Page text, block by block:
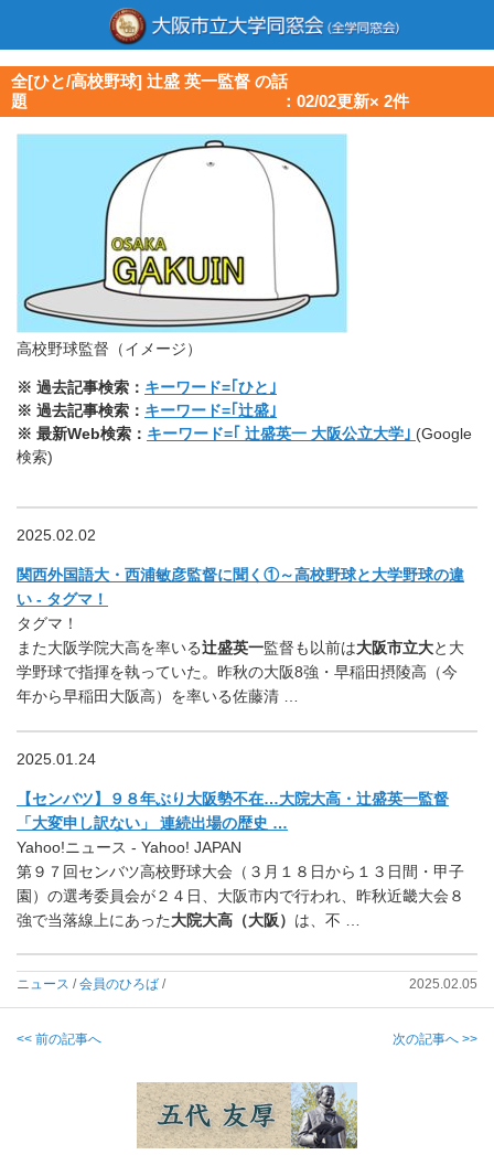
全[ひと/高校野球] 辻盛 英一監督 の話
題 ：02/02更新× 2件
高校野球監督（イメージ）
※ 過去記事検索： キーワード=｢ひと｣
※ 過去記事検索： キーワード=｢辻盛｣
※ 最新Web検索： キーワード=｢ 辻盛英一 大阪公立大学｣ (Google
検索)
2025.02.02
関西外国語大・西浦敏彦監督に聞く①～高校野球と大学野球の違
い - タグマ！
タグマ！
また大阪学院大高を率いる辻盛英一監督も以前は大阪市立大と大
学野球で指揮を執っていた。昨秋の大阪8強・早稲田摂陵高（今
年から早稲田大阪高）を率いる佐藤清 …
2025.01.24
【センバツ】９８年ぶり大阪勢不在…大院大高・辻盛英一監督
「大変申し訳ない」 連続出場の歴史 …
Yahoo!ニュース - Yahoo! JAPAN
第９７回センバツ高校野球大会（３月１８日から１３日間・甲子
園）の選考委員会が２４日、大阪市内で行われ、昨秋近畿大会８
強で当落線上にあった大院大高（大阪） は、不 …
ニュース /会員のひろば / 2025.02.05
<< 前の記事へ 次の記事へ >>